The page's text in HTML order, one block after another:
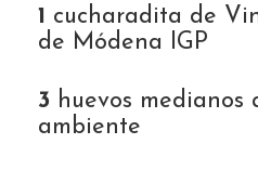
1 cucharadita de
de Módena IGP
3 huevos medianos
ambiente